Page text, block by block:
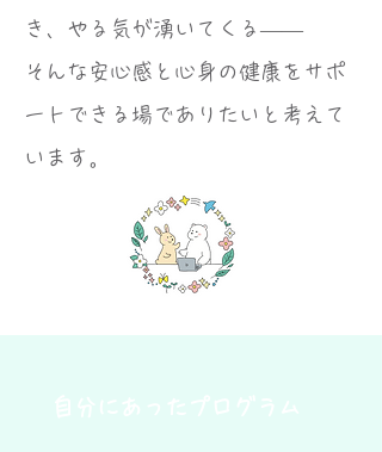
き、やる気が湧いてくる――
そんな安心感と心身の健康をサポ
ートできる場でありたいと考えて
います。
自分にあったプログラム